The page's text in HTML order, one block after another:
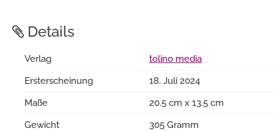
Details
Verlag
tolino media
Ersterscheinung
18. Juli 2024
Maße
20.5 cm x 13.5 cm
Gewicht
305 Gramm